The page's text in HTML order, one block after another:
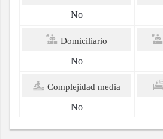
No
Domiciliario
No
Complejidad media
No